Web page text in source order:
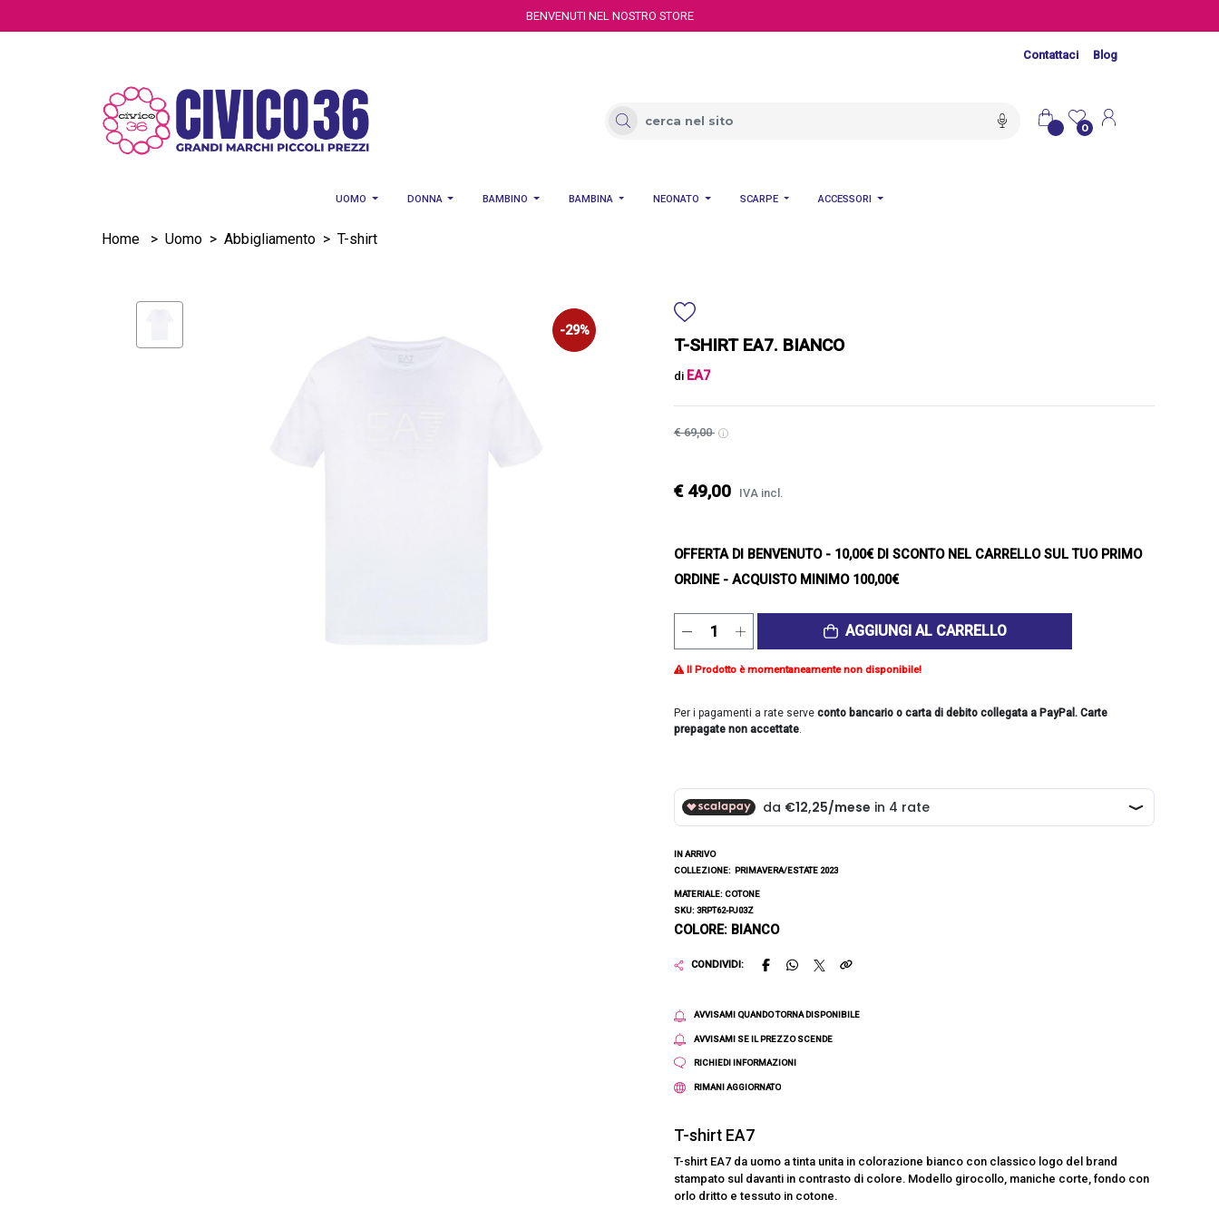
BENVENUTI NEL NOSTRO STORE
Contattaci Blog
0
UOMO DONNA BAMBINO BAMBINA NEONATO SCARPE ACCESSORI
Home > Uomo > Abbigliamento > T-shirt
-29%
T-SHIRT EA7. BIANCO
di EA7
€ 69,00
€ 49,00 IVA incl.
OFFERTA DI BENVENUTO- 10,00€ DI SCONTO NEL CARRELLO SUL TUO PRIMO
ORDINE - ACQUISTO MINIMO 100,00€
AGGIUNGI AL CARRELLO
Il Prodotto è momentaneamente non disponibile!
Per i pagamenti a rate serve conto bancario o carta di debito collegata a PayPal. Carte
prepagate non accettate.
IN ARRIVO
COLLEZIONE: PRIMAVERA/ESTATE 2023
MATERIALE: COTONE
SKU: 3RPT62-PJ03Z
COLORE: BIANCO
CONDIVIDI:
AVVISAMI QUANDO TORNA DISPONIBILE
AVVISAMI SE IL PREZZO SCENDE
RICHIEDI INFORMAZIONI
RIMANI AGGIORNATO
T-shirt EA7
T-shirt EA7 da uomo a tinta unita in colorazione bianco con classico logo del brand
stampato sul davanti in contrasto di colore. Modello girocollo, maniche corte, fondo con
orlo dritto e tessuto in cotone.